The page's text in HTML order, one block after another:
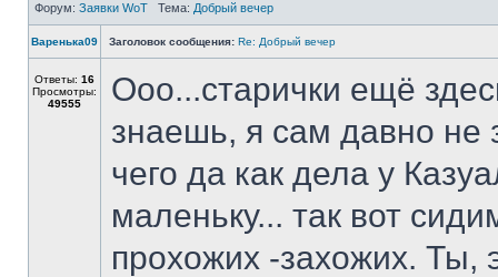
Форум: Заявки WoT Тема: Добрый вечер
Варенька09 Заголовок сообщения: Re: Добрый вечер
Ответы: 16
Просмотры:
49555
Ооо...старички ещё
знаешь, я сам давно не
чего да как дела у
маленьку... так вот
прохожих -захожих. Ты,